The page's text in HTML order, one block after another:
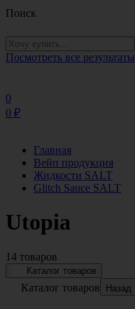
Поиск
Посмотреть все результаты
0
0 ₽
Главная
Вейп продукция
Жидкости SALT
Glitch Sauce SALT
Utopia
14 товаров
Каталог товаров
Каталог товаров Назад